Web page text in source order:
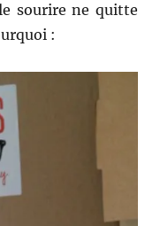
sourire ne quitte
: